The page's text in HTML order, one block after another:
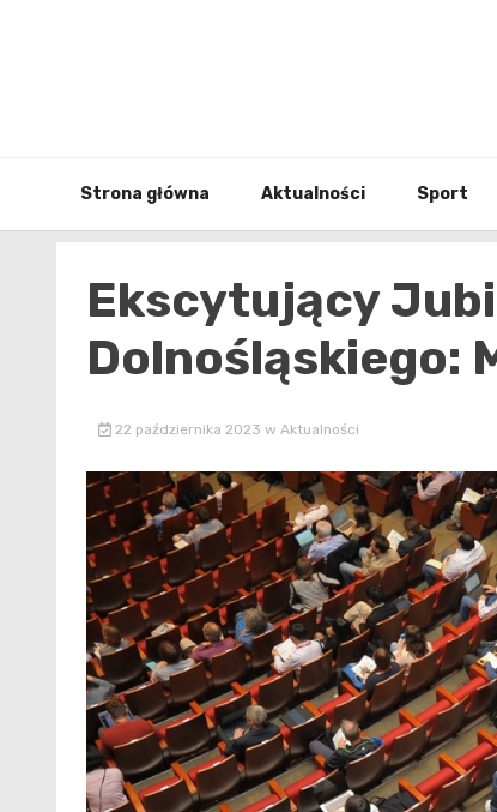
Strona główna Aktualności Sport
Ekscytujący
Dolnośląskiego:
22 października 2023 w Aktualności